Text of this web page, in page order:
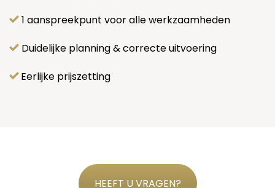
1 aanspreekpunt voor alle werkzaamheden
Duidelijke planning & correcte uitvoering
Eerlijke prijszetting
HEEFT U VRAGEN?